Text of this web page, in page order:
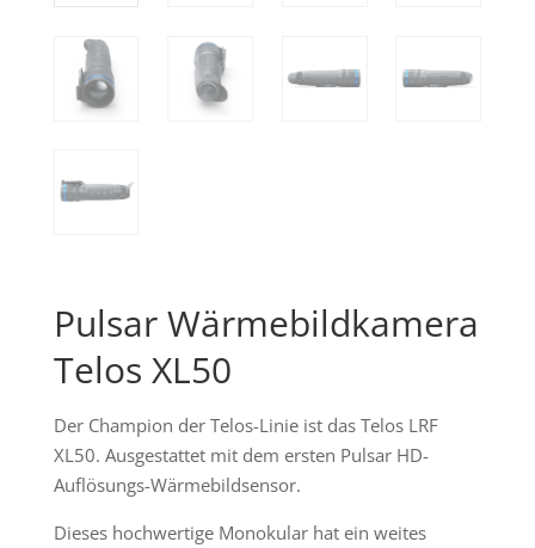
Pulsar Wärmebildkamera
Telos XL50
Der Champion der Telos-Linie ist das Telos LRF
XL50. Ausgestattet mit dem ersten Pulsar HD-
Auflösungs-Wärmebildsensor.
Dieses hochwertige Monokular hat ein weites